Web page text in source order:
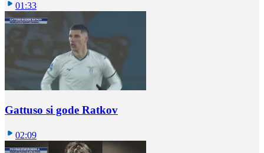
01:33
Gattuso si gode Ratkov
02:09